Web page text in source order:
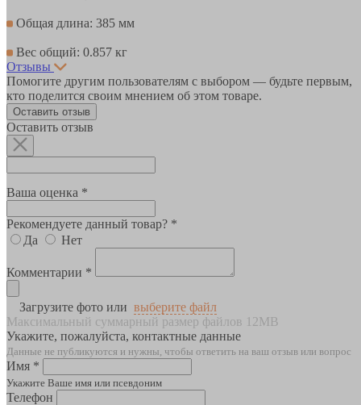
Общая длина: 385 мм
Вес общий: 0.857 кг
Отзывы
Помогите другим пользователям с выбором — будьте первым,
кто поделится своим мнением об этом товаре.
Оставить отзыв
Оставить отзыв
Ваша оценка *
Рекомендуете данный товар? *
Да
Нет
Комментарии *
Загрузите фото или выберите файл
Максимальный суммарный размер файлов 12MB
Укажите, пожалуйста, контактные данные
Данные не публикуются и нужны, чтобы ответить на ваш отзыв или вопрос
Имя *
Укажите Ваше имя или псевдоним
Телефон